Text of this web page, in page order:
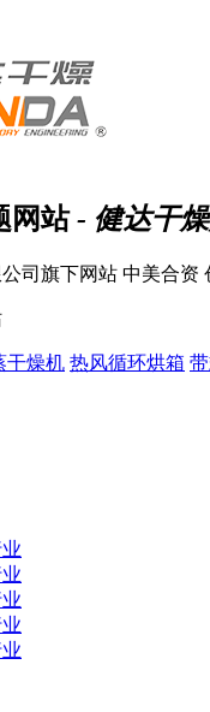
网站- 健达干
司旗下网站 中美合资
干燥机 热风循环烘箱